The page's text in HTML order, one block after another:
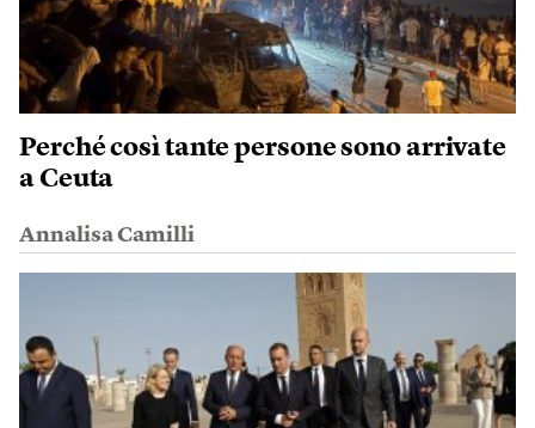
Perché così tante persone sono arrivate
a Ceuta
Annalisa Camilli